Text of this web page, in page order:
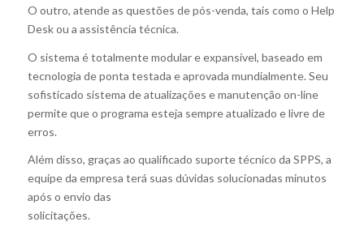
O outro, atende as questões de pós-venda, tais como o Help
Desk ou a assistência técnica.
O sistema é totalmente modular e expansível, baseado em
tecnologia de ponta testada e aprovada mundialmente. Seu
sofisticado sistema de atualizações e manutenção on-line
permite que o programa esteja sempre atualizado e livre de
erros.
Além disso, graças ao qualificado suporte técnico da SPPS, a
equipe da empresa terá suas dúvidas solucionadas minutos
após o envio das
solicitações.